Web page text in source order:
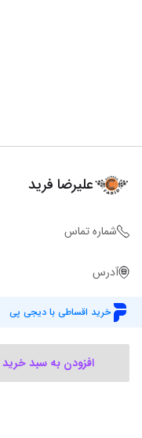
خرید اقساطی با دیجی پی
افزودن به سبد خرید
علیرضا فرید
شماره تماس
آدرس